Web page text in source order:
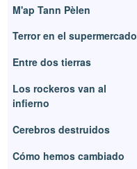
M'ap Tann Pèlen
Terror en el supermercado
Entre dos tierras
Los rockeros van al
infierno
Cerebros destruidos
Cómo hemos cambiado